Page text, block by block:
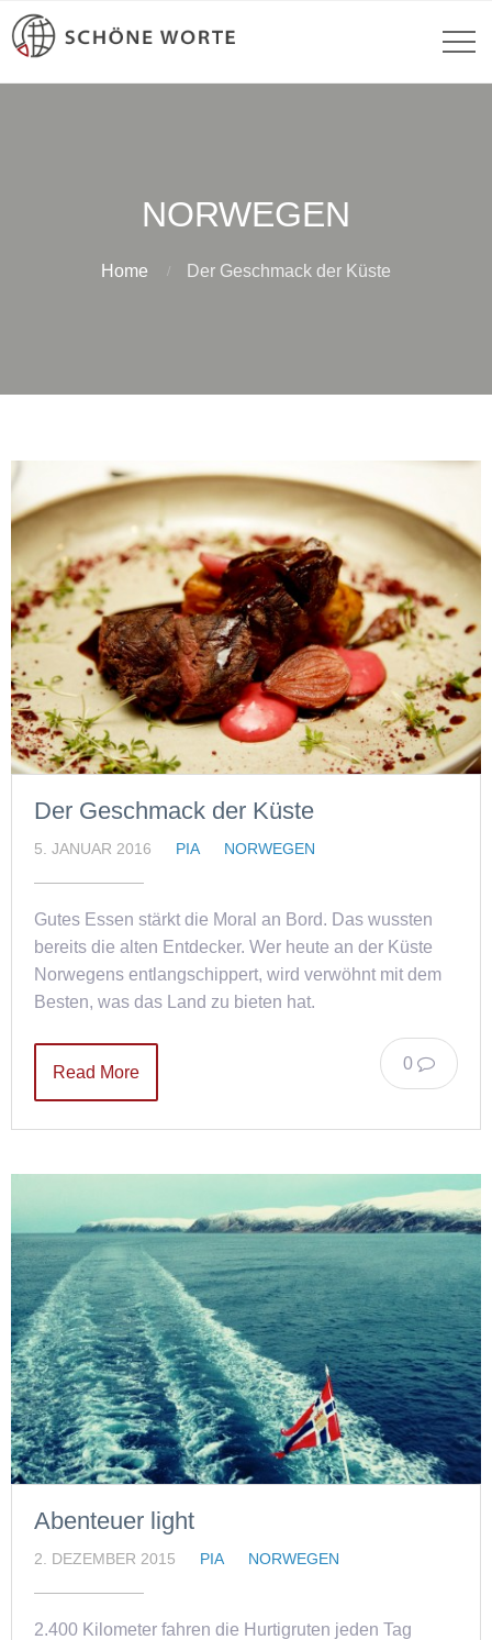
NORWEGEN
Home Der Geschmack der Küste
Der Geschmack der Küste
5. JANUAR 2016 PIA NORWEGEN
Gutes Essen stärkt die Moral an Bord. Das wussten
bereits die alten Entdecker. Wer heute an der Küste
Norwegens entlangschippert, wird verwöhnt mit dem
Besten, was das Land zu bieten hat.
0
Read More
Abenteuer light
2. DEZEMBER 2015 PIA NORWEGEN
2.400 Kilometer fahren die Hurtigruten jeden Tag